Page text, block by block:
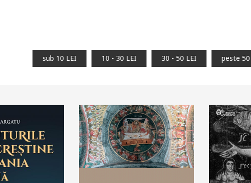
sub 10 LEI 10 - 30 LEI 30 - 50 LEI peste